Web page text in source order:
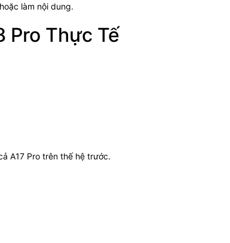
làm nội dung.
Pro Thực Tế
A17 Pro trên thế hệ trước.